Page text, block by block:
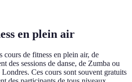
en plein air
cours de fitness en plein air, de
des sessions de danse, de Zumba ou
Londres. Ces cours sont souvent gratuits